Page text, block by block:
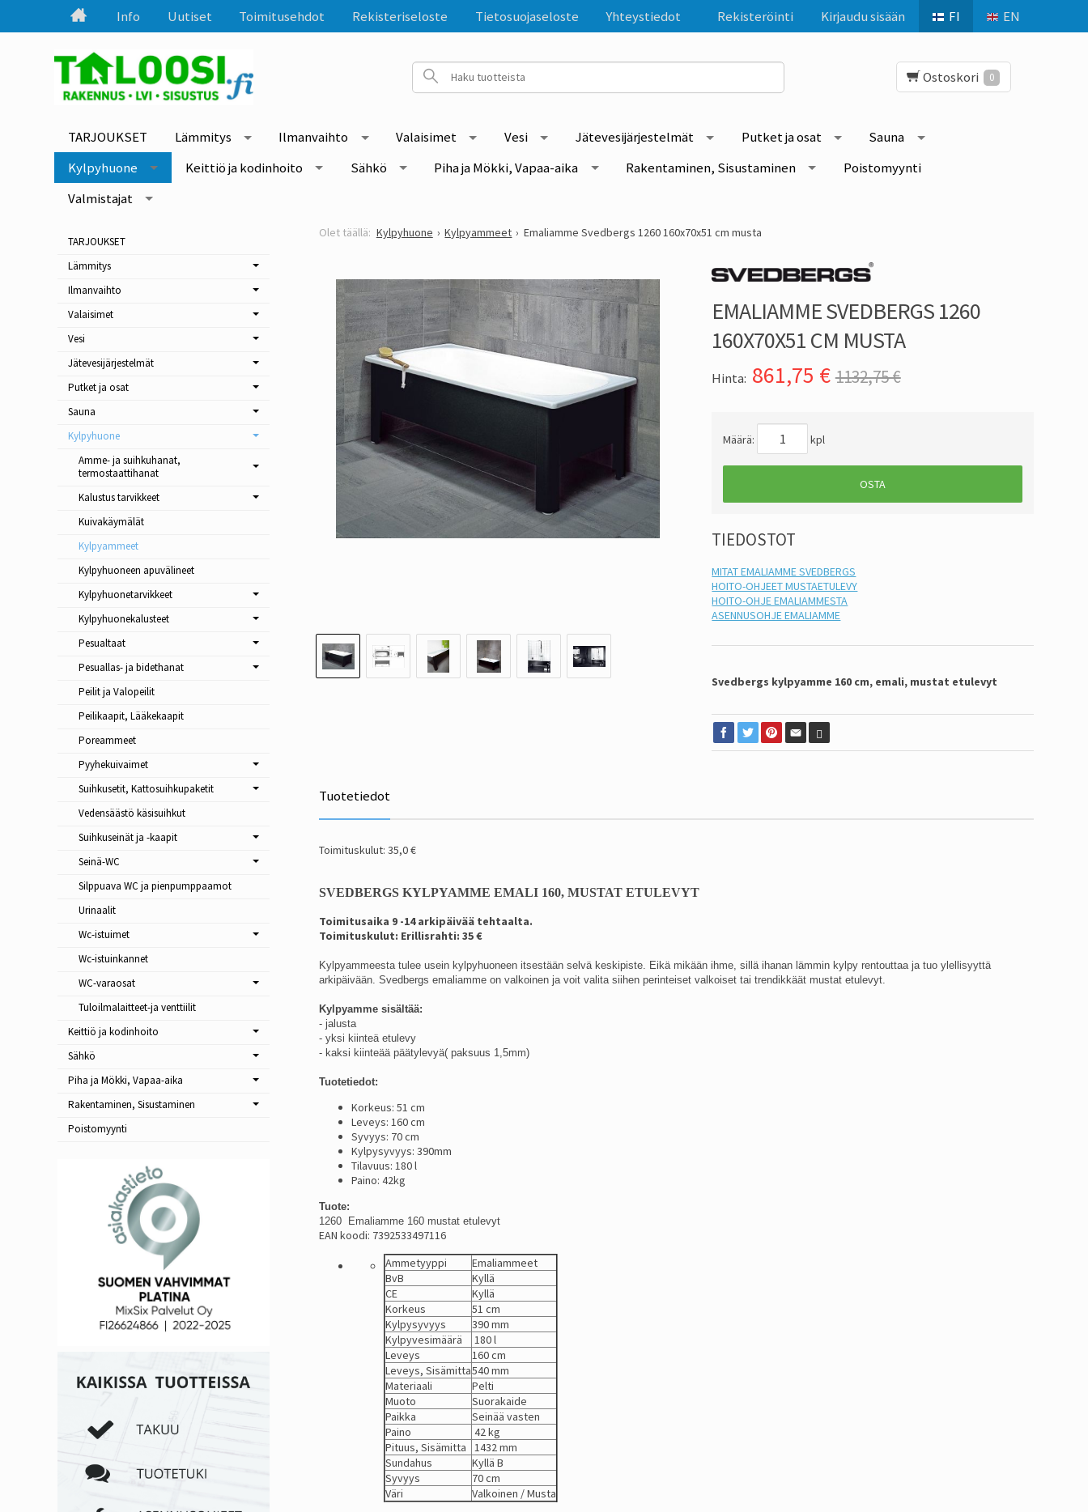
FI EN
Rekisteröinti Kirjaudu sisään
Info Uutiset Toimitusehdot Rekisteriseloste Tietosuojaseloste Yhteystiedot
Ostoskori 0
TARJOUKSET Lämmitys Ilmanvaihto Valaisimet Vesi Jätevesijärjestelmät Putket ja osat
Sauna
Kylpyhuone
Keittiö ja kodinhoito Sähkö Piha ja Mökki, Vapaa-aika Rakentaminen, Sisustaminen
Poistomyynti
Valmistajat
Kylpyhuone Kylpyammeet Emaliamme Svedbergs 1260 160x70x51 cm musta
EMALIAMME SVEDBERGS 1260
160X70X51 CM MUSTA
Hinta: 861,75 € 1132,75 €
Määrä: kpl
OSTA
TIEDOSTOT
MITAT EMALIAMME SVEDBERGS
HOITO-OHJEET MUSTAETULEVY
HOITO-OHJE EMALIAMMESTA
ASENNUSOHJE EMALIAMME
Svedbergs kylpyamme 160 cm, emali, mustat etulevyt
Tuotetiedot
Toimituskulut: 35,0 €
SVEDBERGS KYLPYAMME EMALI 160, MUSTAT ETULEVYT
Toimitusaika 9 -14 arkipäivää tehtaalta.
Toimituskulut: Erillisrahti: 35 €
Kylpyammeesta tulee usein kylpyhuoneen itsestään selvä keskipiste. Eikä mikään ihme, sillä ihanan lämmin kylpy rentouttaa ja tuo ylellisyyttä
arkipäivään. Svedbergs emaliamme on valkoinen ja voit valita siihen perinteiset valkoiset tai trendikkäät mustat etulevyt.
Kylpyamme sisältää:
- jalusta
- yksi kiinteä etulevy
- kaksi kiinteää päätylevyä( paksuus 1,5mm)
Tuotetiedot:
Korkeus: 51 cm
Leveys: 160 cm
Syvyys: 70 cm
Kylpysyvyys: 390mm
Tilavuus: 180 l
Paino: 42kg
Tuote:
1260 Emaliamme 160 mustat etulevyt
EAN koodi: 7392533497116
Ammetyyppi
Emaliammeet
BvB
Kyllä
CE
Kyllä
Korkeus
51 cm
Kylpysyvyys
390 mm
Kylpyvesimäärä
180 l
Leveys
160 cm
Leveys, Sisämitta540 mm
Materiaali
Pelti
Muoto
Suorakaide
Paikka
Seinää vasten
Paino
42 kg
Pituus, Sisämitta
1432 mm
Sundahus
Kyllä B
Syvyys
70 cm
Väri
Valkoinen / Musta
TARJOUKSET
Lämmitys
Ilmanvaihto
Valaisimet
Vesi
Jätevesijärjestelmät
Putket ja osat
Sauna
Kylpyhuone
Amme- ja suihkuhanat,
termostaattihanat
Kalustus tarvikkeet
Kuivakäymälät
Kylpyammeet
Kylpyhuoneen apuvälineet
Kylpyhuonetarvikkeet
Kylpyhuonekalusteet
Pesualtaat
Pesuallas- ja bidethanat
Peilit ja Valopeilit
Peilikaapit, Lääkekaapit
Poreammeet
Pyyhekuivaimet
Suihkusetit, Kattosuihkupaketit
Vedensäästö käsisuihkut
Suihkuseinät ja -kaapit
Seinä-WC
Silppuava WC ja pienpumppaamot
Urinaalit
Wc-istuimet
Wc-istuinkannet
WC-varaosat
Tuloilmalaitteet-ja venttiilit
Keittiö ja kodinhoito
Sähkö
Piha ja Mökki, Vapaa-aika
Rakentaminen, Sisustaminen
Poistomyynti